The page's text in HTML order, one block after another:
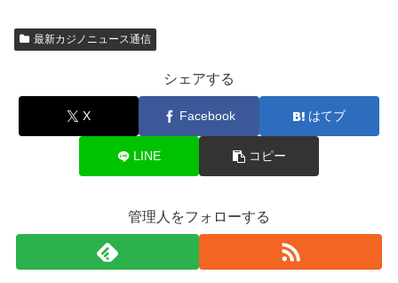
最新カジノニュース通信
シェアする
X Facebook はてブ
LINE コピー
管理人をフォローする